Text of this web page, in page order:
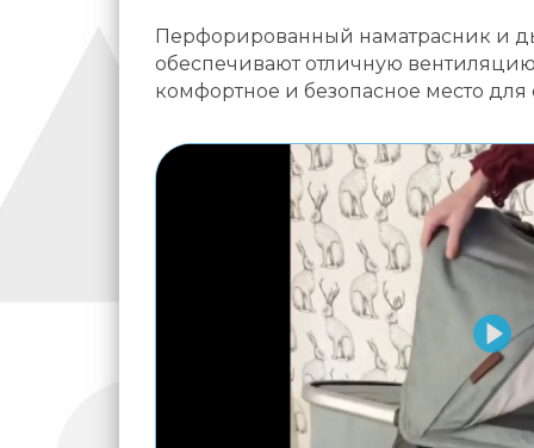
Перфорированный наматрасник и
обеспечивают отличную
комфортное и безопасное место